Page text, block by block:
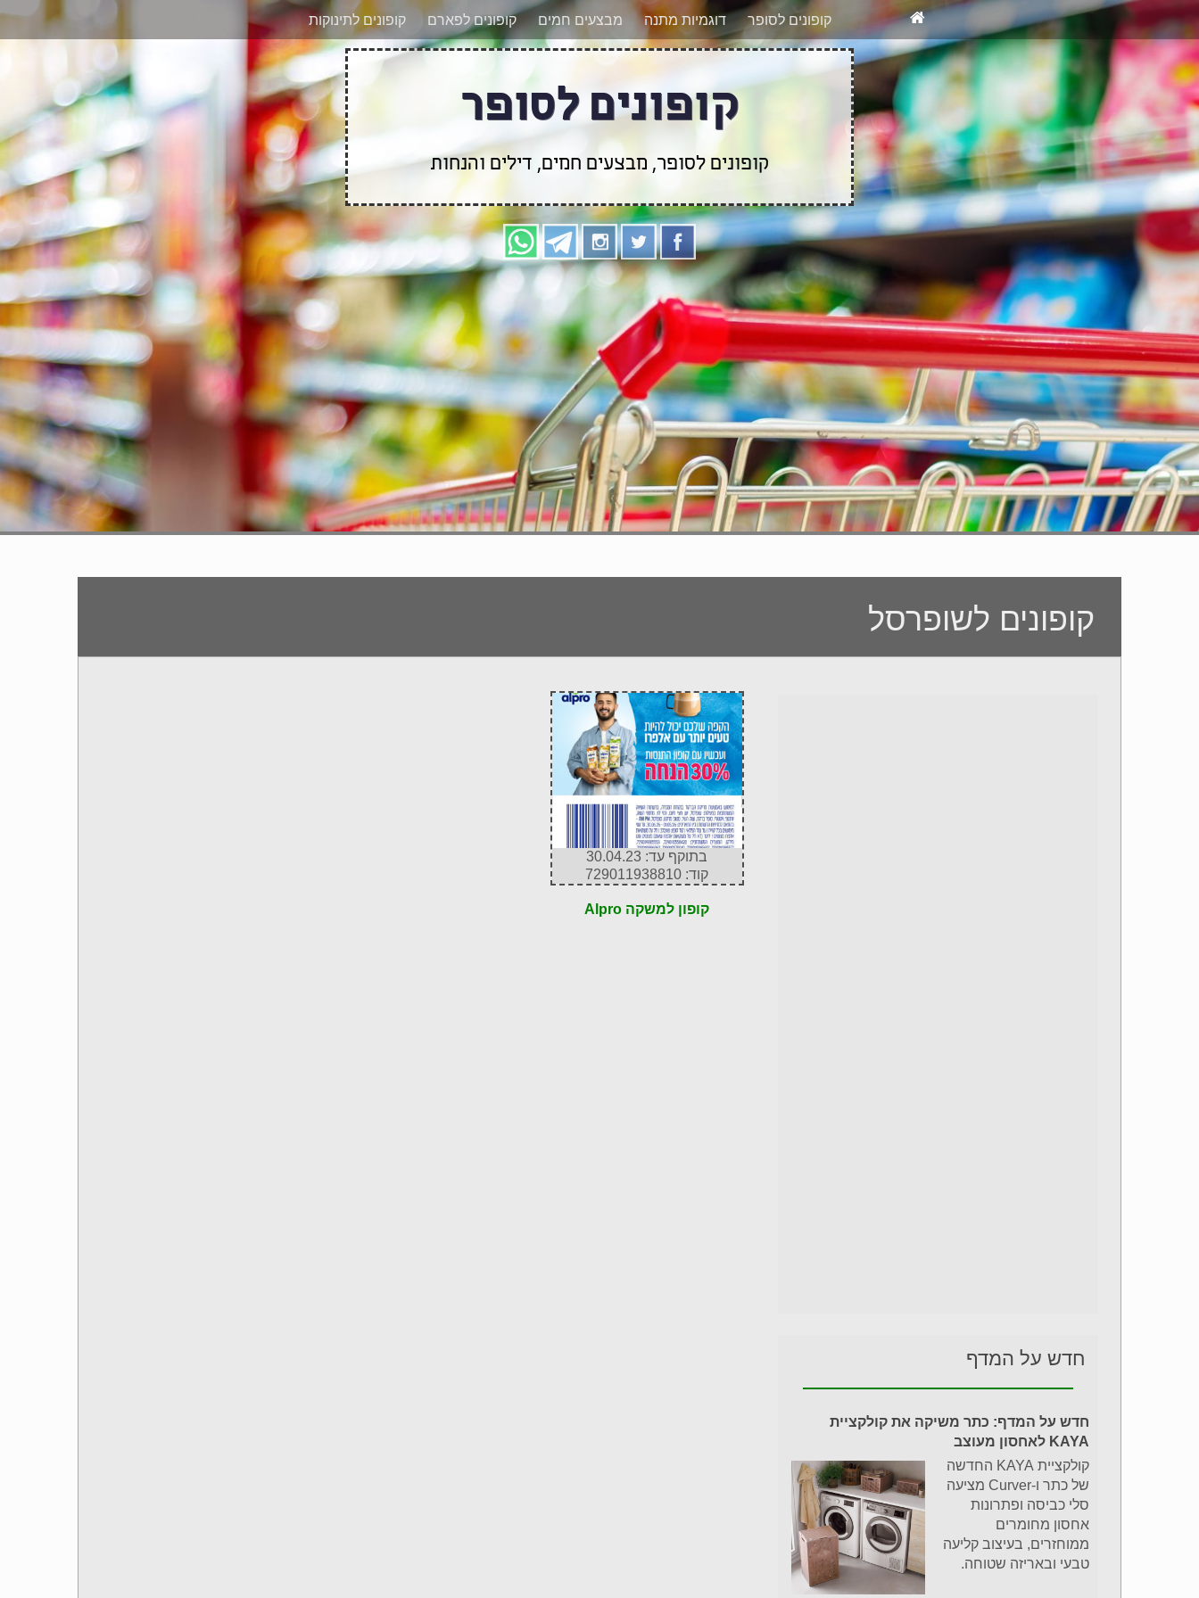
רוצים להישאר מעודכנים לגבי קופונים חדשים? הצטרפו אלינו גם בוואטסאפ קופונים לסופר דוגמיות מתנה מבצעים חמים קופונים לפארם קופונים לתינוקות
קופונים לסופר
קופונים לסופר, מבצעים חמים, דילים והנחות
קופונים לשופרסל
בתוקף עד: 30.04.23
קוד: 729011938810
קופון למשקה Alpro
חדש על המדף
חדש על המדף: כתר משיקה את קולקציית
KAYA לאחסון מעוצב
קולקציית KAYA החדשה
של כתר ו-Curver מציעה
סלי כביסה ופתרונות
אחסון מחומרים
ממוחזרים, בעיצוב קליעה
טבעי ובאריזה שטוחה.